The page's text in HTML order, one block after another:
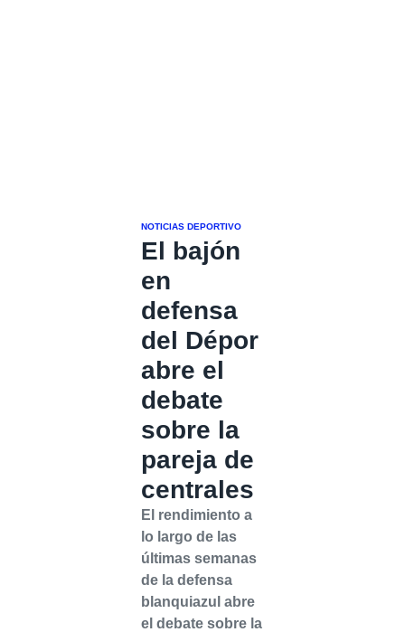
NOTICIAS DEPORTIVO
El bajón
en
defensa
del Dépor
abre el
debate
sobre la
pareja de
centrales
El rendimiento a
lo largo de las
últimas semanas
de la defensa
blanquiazul abre
el debate sobre la